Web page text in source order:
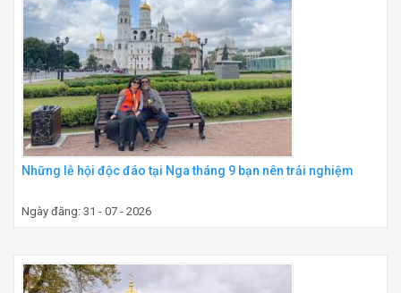
Những lễ hội độc đáo tại Nga tháng 9 bạn nên trải nghiệm
Ngày đăng: 31 - 07 - 2026